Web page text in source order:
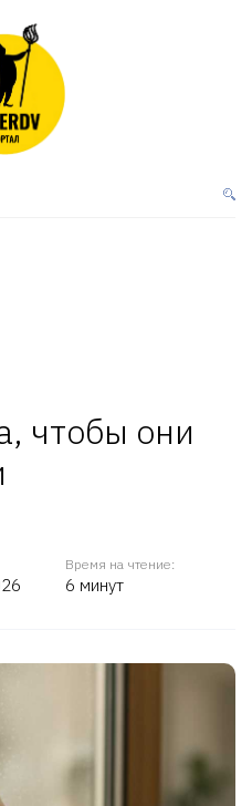
чтобы они
Время на чтение:
6 минут